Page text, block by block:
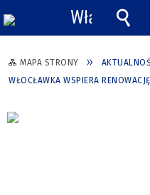
MAPA STRONY
WŁOCŁAWKA WSPIERA
Włącz